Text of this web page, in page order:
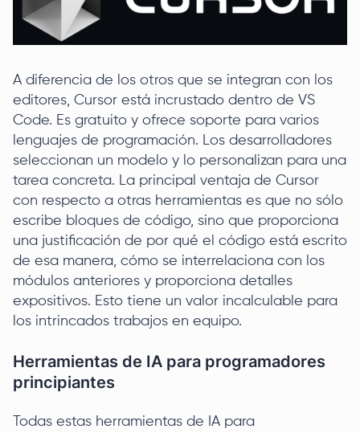
A diferencia de los otros que se integran con los
editores, Cursor está incrustado dentro de VS
Code. Es gratuito y ofrece soporte para varios
lenguajes de programación. Los desarrolladores
seleccionan un modelo y lo personalizan para una
tarea concreta. La principal ventaja de Cursor
con respecto a otras herramientas es que no sólo
escribe bloques de código, sino que proporciona
una justificación de por qué el código está escrito
de esa manera, cómo se interrelaciona con los
módulos anteriores y proporciona detalles
expositivos. Esto tiene un valor incalculable para
los intrincados trabajos en equipo.
Herramientas de IA para programadores
principiantes
Todas estas herramientas de IA para